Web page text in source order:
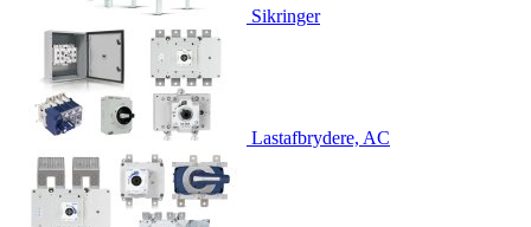
Sikringer
Lastafbrydere, AC